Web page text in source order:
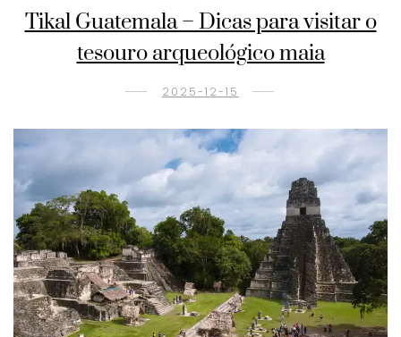
Tikal Guatemala – Dicas para visitar o
tesouro arqueológico maia
2025-12-15